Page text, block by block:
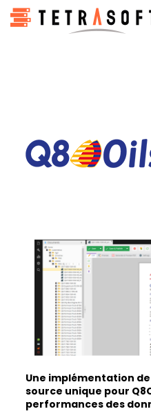
Une implémentation
source unique pour
performances des